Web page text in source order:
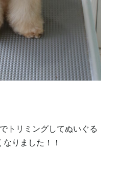
トリミングしてぬいぐる
りました！！